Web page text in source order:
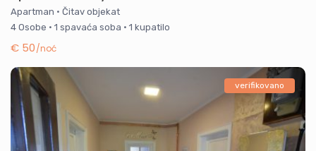
Apartman · Čitav objekat
4 Osobe · 1 spavaća soba · 1 kupatilo
€ 50/noć
verifikovano